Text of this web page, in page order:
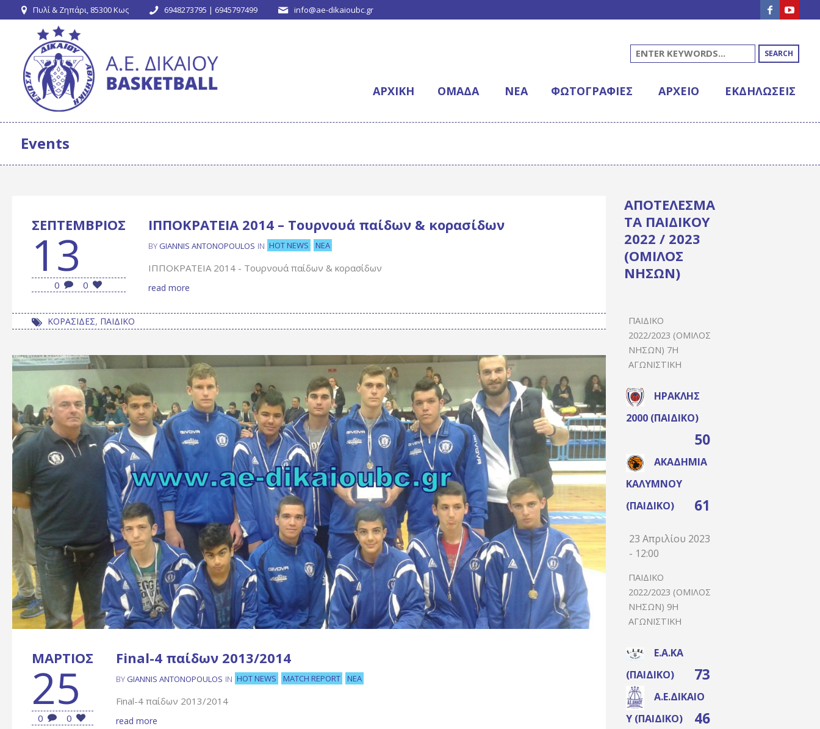
Πυλί & Ζηπάρι, 85300 Κως 6948273795 | 6945797499 info@ae-dikaioubc.gr
SEARCH
ΑΡΧΙΚΉ ΟΜΆΔΑ NΈΑ ΦΩΤΟΓΡΑΦΊΕΣ ΑΡΧΕΊΟ ΕΚΔΗΛΩΣΕΙΣ
Events
ΣΕΠΤΈΜΒΡΙΟΣ
13
0 0
ΙΠΠΟΚΡΑΤΕΙΑ 2014 – Τουρνουά παίδων & κορασίδων
BY GIANNIS ANTONOPOULOS IN HOT NEWS ΝΈΑ
ΙΠΠΟΚΡΑΤΕΙΑ 2014 - Τουρνουά παίδων & κορασίδων
read more
ΚΟΡΑΣΙΔΕΣ, ΠΑΙΔΙΚΟ
ΜΆΡΤΙΟΣ
25
0 0
Final-4 παίδων 2013/2014
BY GIANNIS ANTONOPOULOS IN HOT NEWS MATCH REPORT ΝΈΑ
Final-4 παίδων 2013/2014
read more
ΑΠΟΤΕΛΕΣΜΑ
ΤΑ ΠΑΙΔΙΚΟΥ
2022 / 2023
(ΟΜΙΛΟΣ
ΝΗΣΩΝ)
ΠΑΙΔΙΚΌ
2022/2023 (ΌΜΙΛΟΣ
ΝΉΣΩΝ) 7Η
ΑΓΩΝΙΣΤΙΚΉ
ΗΡΑΚΛΉΣ
2000 (ΠΑΙΔΙΚΌ)
50
ΑΚΑΔΗΜΊΑ
ΚΑΛΎΜΝΟΥ
(ΠΑΙΔΙΚΌ)
61
23 Απριλίου 2023
- 12:00
ΠΑΙΔΙΚΌ
2022/2023 (ΌΜΙΛΟΣ
ΝΉΣΩΝ) 9Η
ΑΓΩΝΙΣΤΙΚΉ
Ε.Α.ΚΑ
(ΠΑΙΔΙΚΌ)
73
Α.Ε.ΔΙΚΑΊΟ
Υ (ΠΑΙΔΙΚΌ)
46